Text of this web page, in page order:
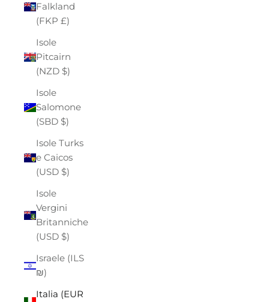
Falkland
(FKP £)
Isole
Pitcairn
(NZD $)
Isole
Salomone
(SBD $)
Isole Turks
e Caicos
(USD $)
Isole
Vergini
Britanniche
(USD $)
Israele (ILS
₪)
Italia (EUR